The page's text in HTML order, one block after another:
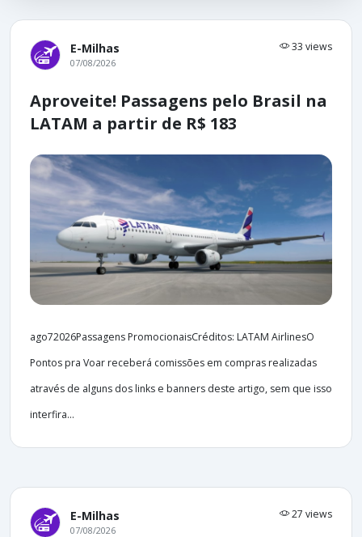
E-Milhas 33 views
07/08/2026
Aproveite! Passagens pelo Brasil na
LATAM a partir de R$ 183
ago72026Passagens PromocionaisCréditos: LATAM AirlinesO
Pontos pra Voar receberá comissões em compras realizadas
através de alguns dos links e banners deste artigo, sem que isso
interfira...
E-Milhas 27 views
07/08/2026